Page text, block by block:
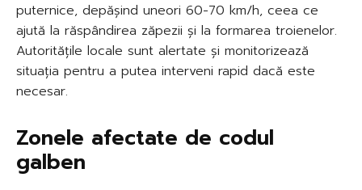
puternice, depășind uneori 60-70 km/h, ceea ce
ajută la răspândirea zăpezii și la formarea troienelor.
Autoritățile locale sunt alertate și monitorizează
situația pentru a putea interveni rapid dacă este
necesar.
Zonele afectate de codul
galben